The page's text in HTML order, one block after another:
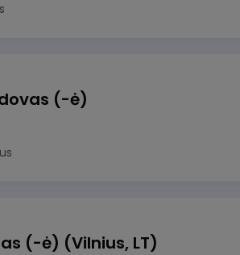
(-ė)
(-ė) (Vilnius, LT)